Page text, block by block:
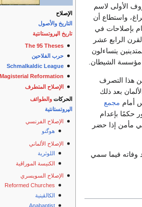
الإصلاح
التاريخ والأصول
تاريخ الپروتستانتية
The 95 Theses
حرب الفلاحين
Schmalkaldic League
Magisterial Reformation
الإصلاح المتطرف
الحركات والطوائف
الپروتستانتية
الإصلاح الفرنسي
هوگنو
الإصلاح الألماني
اللوثرية
الكنيسة الموراڤية
الإصلاح السويسري
Reformed Churches
الكالڤينية
Anabaptist
الأولى لاسم
في براغ، واستطاع أن
بإصلاحات في
الرابع عشر
يتساءلون
مؤسسة الشيطان.
هذا التصرف
بعد ذلك
مجمع
حكمًا بإعدام
مأمن إذا حضر
وفاته فيما سمي